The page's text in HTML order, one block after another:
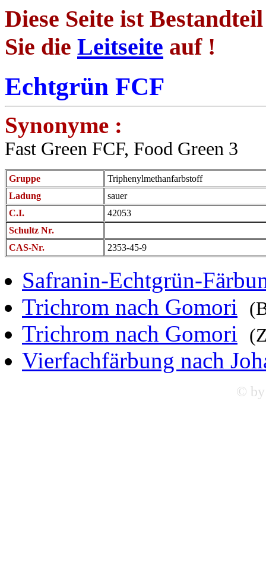
Diese Seite ist
Sie die Leitseite auf !
Echtgrün FCF
Synonyme :
Fast Green FCF, Food Green 3
Gruppe
Triphenylmethanfarbstoff
Ladung
sauer
C.I.
42053
Schultz Nr.
CAS-Nr.
2353-45-9
Safranin-Echtgrün-
Trichrom nach Gomori
Trichrom nach Gomori
Vierfachfärbung nach
©